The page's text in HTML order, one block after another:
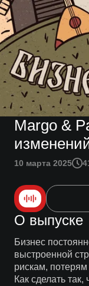
Margo &
10 марта 2025
О выпуске
Бизнес
выстроенной
рискам,
Как сделать